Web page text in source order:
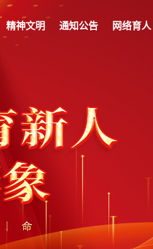
精神文明 通知公告 网络育人